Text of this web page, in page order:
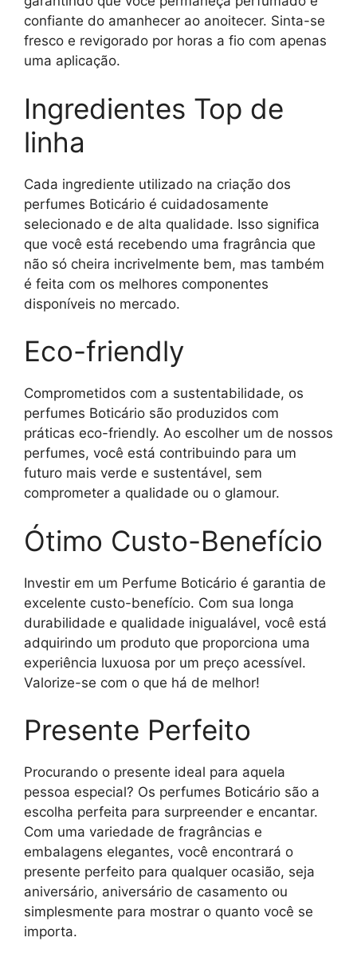
confiante do amanhecer ao anoitecer. Sinta-se
fresco e revigorado por horas a fio com apenas
uma aplicação.
Ingredientes Top de
linha
Cada ingrediente utilizado na criação dos
perfumes Boticário é cuidadosamente
selecionado e de alta qualidade. Isso significa
que você está recebendo uma fragrância que
não só cheira incrivelmente bem, mas também
é feita com os melhores componentes
disponíveis no mercado.
Eco-friendly
Comprometidos com a sustentabilidade, os
perfumes Boticário são produzidos com
práticas eco-friendly. Ao escolher um de nossos
perfumes, você está contribuindo para um
futuro mais verde e sustentável, sem
comprometer a qualidade ou o glamour.
Ótimo Custo-Benefício
Investir em um Perfume Boticário é garantia de
excelente custo-benefício. Com sua longa
durabilidade e qualidade inigualável, você está
adquirindo um produto que proporciona uma
experiência luxuosa por um preço acessível.
Valorize-se com o que há de melhor!
Presente Perfeito
Procurando o presente ideal para aquela
pessoa especial? Os perfumes Boticário são a
escolha perfeita para surpreender e encantar.
Com uma variedade de fragrâncias e
embalagens elegantes, você encontrará o
presente perfeito para qualquer ocasião, seja
aniversário, aniversário de casamento ou
simplesmente para mostrar o quanto você se
importa.